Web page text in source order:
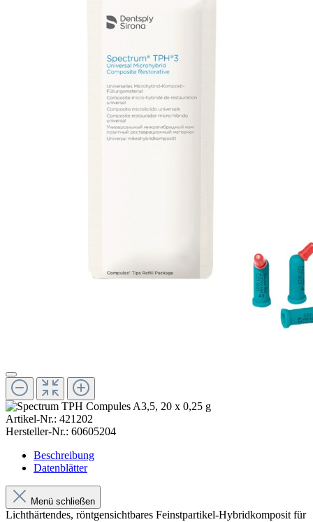
Artikel-Nr.: 421202
Hersteller-Nr.: 60605204
Beschreibung
Datenblätter
Menü schließen
Lichthärtendes, röntgensichtbares Feinstpartikel-Hybridkomposit für